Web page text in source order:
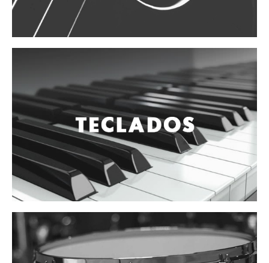
Accesorios
Instrumento alámbrico
Inalámbrico de mano
Inalámbrico diadema y solapa
Inalámbrico para instrumento
Estudio
Corro y escenario
Instalaciones
Cámara, computadora y celular
Pedestales y soportes
Accesorios